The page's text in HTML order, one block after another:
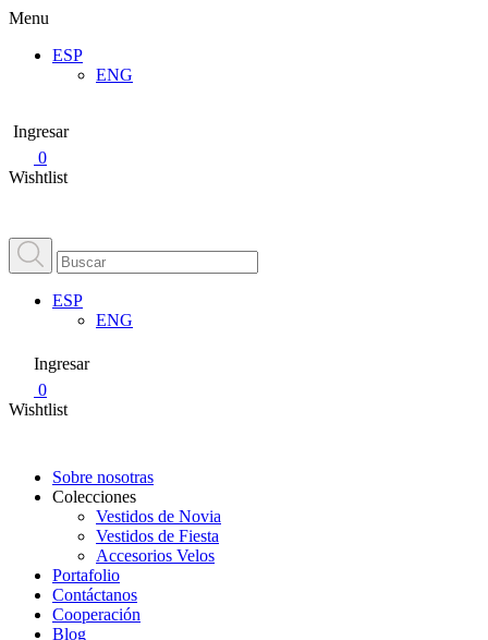
Menu
ESP
ENG
Ingresar
0
Wishtlist
ESP
ENG
Ingresar
0
Wishtlist
Sobre nosotras
Colecciones
Vestidos de Novia
Vestidos de Fiesta
Accesorios Velos
Portafolio
Contáctanos
Cooperación
Blog